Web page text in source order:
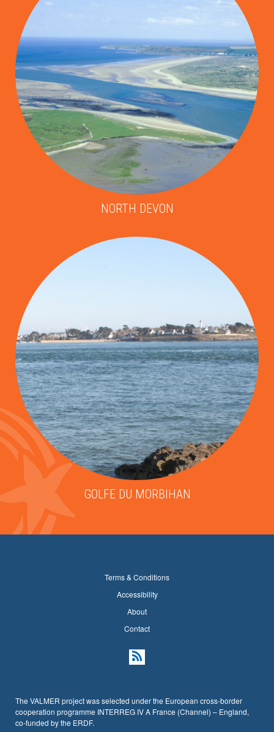
NORTH DEVON
GOLFE DU MORBIHAN
Terms & Conditions
Accessibility
About
Contact
The VALMER project was selected under the European cross-border
cooperation programme INTERREG IV A France (Channel) – England,
co-funded by the ERDF.